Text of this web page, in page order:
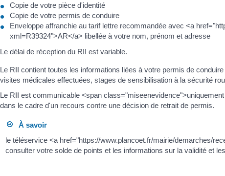
Copie de votre pièce d'identité
Copie de votre permis de conduire
Enveloppe affranchie au tarif lettre recommandée avec <a
xml=R39324">AR</a> libellée à votre nom, prénom et adresse
Le délai de réception du RII est variable.
Le RII contient toutes les informations liées à votre permis de
visites médicales effectuées, stages de sensibilisation à la sécurité
Le RII est communicable <span
dans le cadre d'un recours contre une décision de retrait de permis.
À savoir
le téléservice <a href="https://www.plancoet.fr/mairie/demarches/
consulter votre solde de points et les informations sur la validité et